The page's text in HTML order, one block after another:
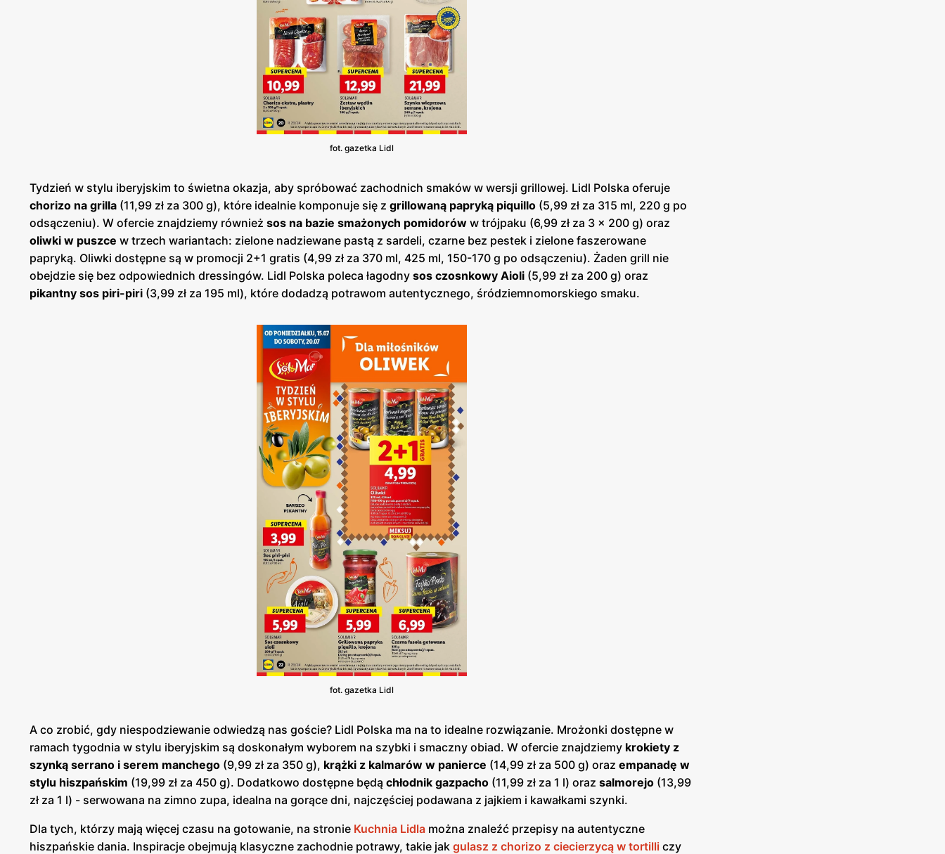
fot. gazetka Lidl
Tydzień w stylu iberyjskim to świetna okazja, aby spróbować zachodnich smaków w wersji grillowej. Lidl Polska oferuje
chorizo na grilla (11,99 zł za 300 g), które idealnie komponuje się z grillowaną papryką piquillo (5,99 zł za 315 ml, 220 g po
odsączeniu). W ofercie znajdziemy również sos na bazie smażonych pomidorów w trójpaku (6,99 zł za 3 x 200 g) oraz
oliwki w puszce w trzech wariantach: zielone nadziewane pastą z sardeli, czarne bez pestek i zielone faszerowane
papryką. Oliwki dostępne są w promocji 2+1 gratis (4,99 zł za 370 ml, 425 ml, 150-170 g po odsączeniu). Żaden grill nie
obejdzie się bez odpowiednich dressingów. Lidl Polska poleca łagodny sos czosnkowy Aioli (5,99 zł za 200 g) oraz
pikantny sos piri-piri (3,99 zł za 195 ml), które dodadzą potrawom autentycznego, śródziemnomorskiego smaku.
fot. gazetka Lidl
A co zrobić, gdy niespodziewanie odwiedzą nas goście? Lidl Polska ma na to idealne rozwiązanie. Mrożonki dostępne w
ramach tygodnia w stylu iberyjskim są doskonałym wyborem na szybki i smaczny obiad. W ofercie znajdziemy krokiety z
szynką serrano i serem manchego (9,99 zł za 350 g), krążki z kalmarów w panierce (14,99 zł za 500 g) oraz empanadę w
stylu hiszpańskim (19,99 zł za 450 g). Dodatkowo dostępne będą chłodnik gazpacho (11,99 zł za 1 l) oraz salmorejo (13,99
zł za 1 l) - serwowana na zimno zupa, idealna na gorące dni, najczęściej podawana z jajkiem i kawałkami szynki.
Dla tych, którzy mają więcej czasu na gotowanie, na stronie Kuchnia Lidla można znaleźć przepisy na autentyczne
hiszpańskie dania. Inspiracje obejmują klasyczne zachodnie potrawy, takie jak gulasz z chorizo z ciecierzycą w tortilli czy